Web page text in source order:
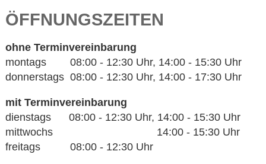
ÖFFNUNGSZEITEN
ohne Terminvereinbarung
montags 08:00 - 12:30 Uhr, 14:00 - 15:30 Uhr
donnerstags 08:00 - 12:30 Uhr, 14:00 - 17:30 Uhr
mit Terminvereinbarung
dienstags 08:00 - 12:30 Uhr, 14:00 - 15:30 Uhr
mittwochs 14:00 - 15:30 Uhr
freitags 08:00 - 12:30 Uhr